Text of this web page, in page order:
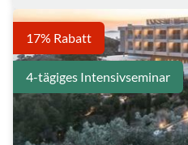
17% Rabatt
4-tägiges Intensivseminar